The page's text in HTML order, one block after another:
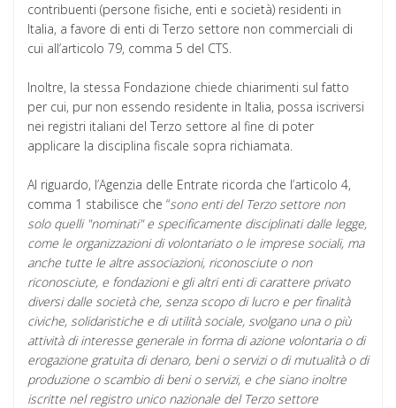
contribuenti (persone fisiche, enti e società) residenti in
Italia, a favore di enti di Terzo settore non commerciali di
cui all’articolo 79, comma 5 del CTS.
Inoltre, la stessa Fondazione chiede chiarimenti sul fatto
per cui, pur non essendo residente in Italia, possa iscriversi
nei registri italiani del Terzo settore al fine di poter
applicare la disciplina fiscale sopra richiamata.
Al riguardo, l’Agenzia delle Entrate ricorda che l’articolo 4,
comma 1 stabilisce che “sono enti del Terzo settore non
solo quelli "nominati" e specificamente disciplinati dalle legge,
come le organizzazioni di volontariato o le imprese sociali, ma
anche tutte le altre associazioni, riconosciute o non
riconosciute, e fondazioni e gli altri enti di carattere privato
diversi dalle società che, senza scopo di lucro e per finalità
civiche, solidaristiche e di utilità sociale, svolgano una o più
attività di interesse generale in forma di azione volontaria o di
erogazione gratuita di denaro, beni o servizi o di mutualità o di
produzione o scambio di beni o servizi, e che siano inoltre
iscritte nel registro unico nazionale del Terzo settore